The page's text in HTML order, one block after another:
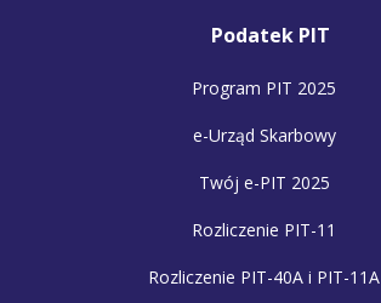
Podatek PIT
Program PIT 2025
e-Urząd Skarbowy
Twój e-PIT 2025
Rozliczenie PIT-11
Rozliczenie PIT-40A i PIT-11A